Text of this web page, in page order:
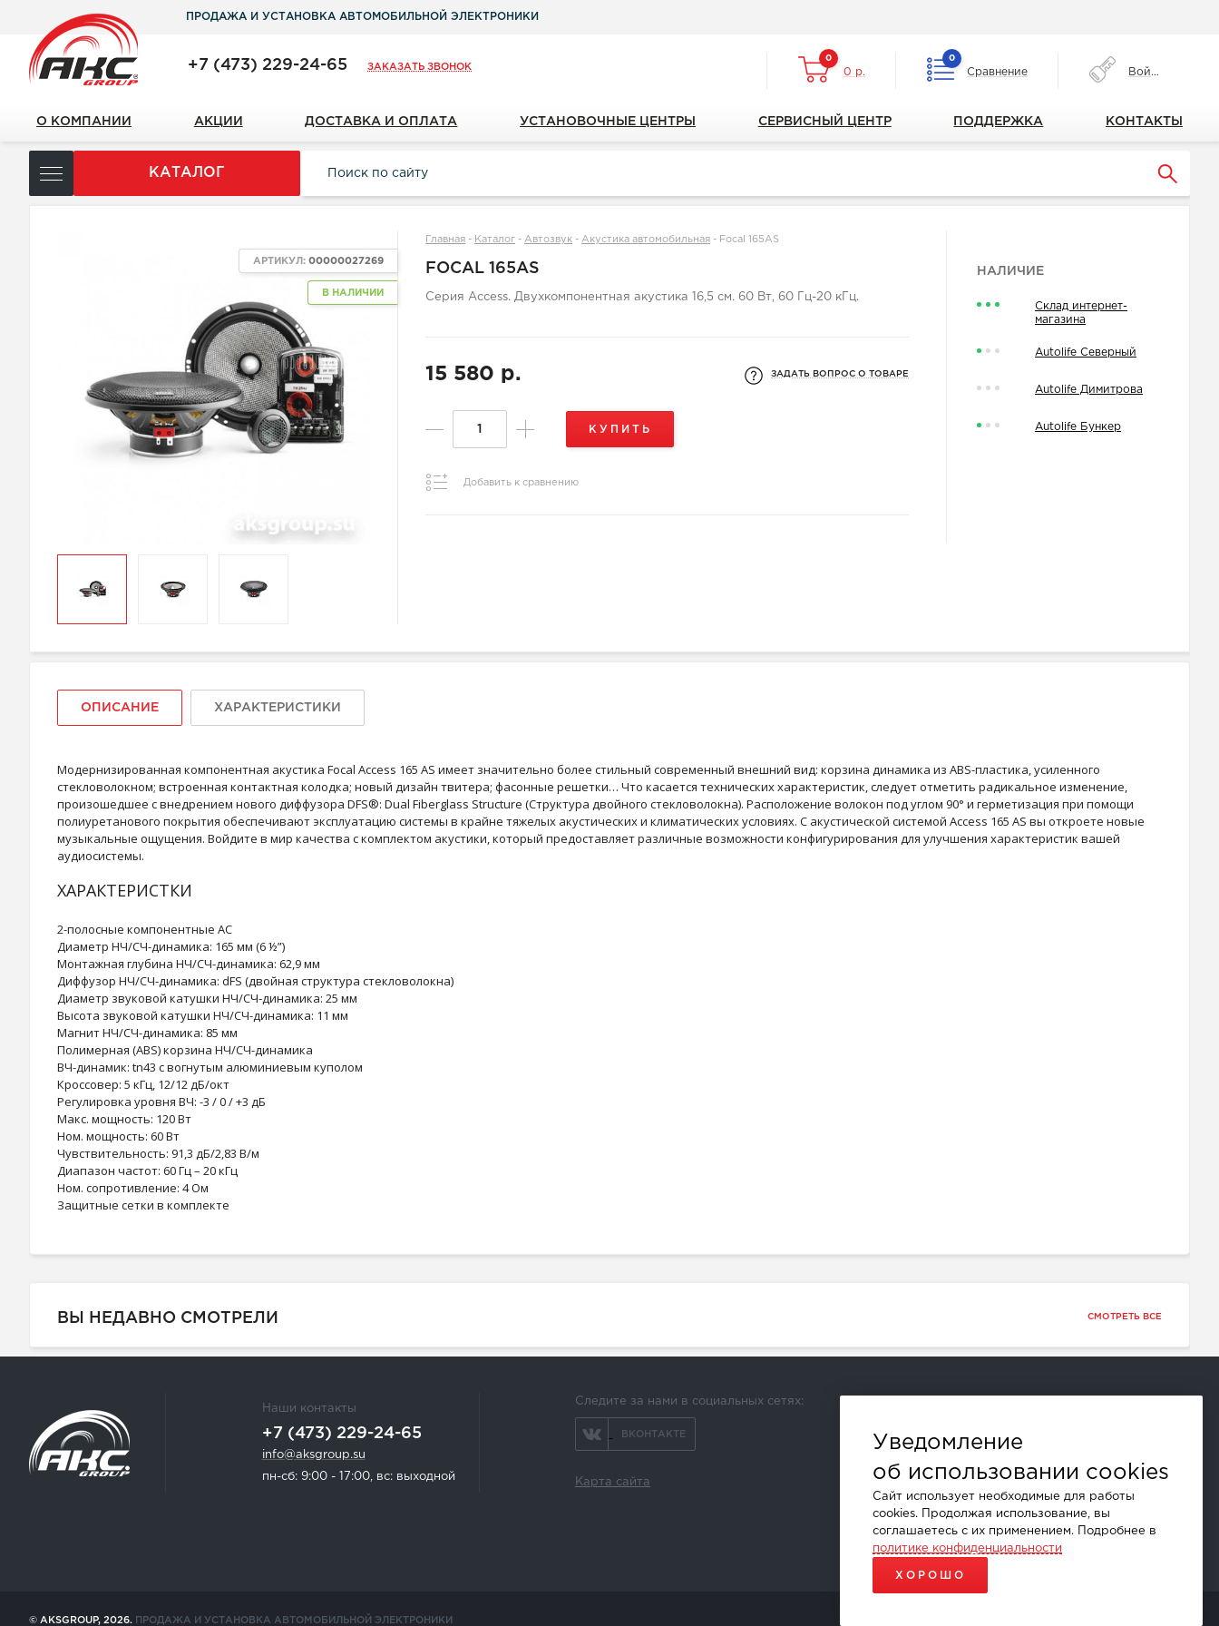
ПРОДАЖА И УСТАНОВКА АВТОМОБИЛЬНОЙ ЭЛЕКТРОНИКИ
+7 (473) 229-24-65 ЗАКАЗАТЬ ЗВОНОК
0
0 р.
0
Сравнение Войти
О КОМПАНИИ АКЦИИ ДОСТАВКА И ОПЛАТА УСТАНОВОЧНЫЕ ЦЕНТРЫ СЕРВИСНЫЙ ЦЕНТР ПОДДЕРЖКА КОНТАКТЫ
КАТАЛОГ
В НАЛИЧИИ
АРТИКУЛ:00000027269
Главная - Каталог -Автозвук -Акустика автомобильная - Focal 165AS
FOCAL 165AS
Серия Access. Двухкомпонентная акустика 16,5 см. 60 Вт, 60 Гц-20 кГц.
15 580 р. ЗАДАТЬ ВОПРОС О ТОВАРЕ
КУПИТЬ
Добавить к сравнению
НАЛИЧИЕ
Склад интернет-
магазина
Autolife Северный
Autolife Димитрова
Autolife Бункер
ОПИСАНИЕ ХАРАКТЕРИСТИКИ
Модернизированная компонентная акустика Focal Access 165 AS имеет значительно более стильный современный внешний вид: корзина динамика из ABS-пластика, усиленного
стекловолокном; встроенная контактная колодка; новый дизайн твитера; фасонные решетки… Что касается технических характеристик, следует отметить радикальное изменение,
произошедшее с внедрением нового диффузора DFS®: Dual Fiberglass Structure (Структура двойного стекловолокна). Расположение волокон под углом 90° и герметизация при помощи
полиуретанового покрытия обеспечивают эксплуатацию системы в крайне тяжелых акустических и климатических условиях. С акустической системой Access 165 AS вы откроете новые
музыкальные ощущения. Войдите в мир качества с комплектом акустики, который предоставляет различные возможности конфигурирования для улучшения характеристик вашей
аудиосистемы.
ХАРАКТЕРИСТКИ
2-полосные компонентные АС
Диаметр НЧ/СЧ-динамика: 165 мм (6 ½”)
Монтажная глубина НЧ/СЧ-динамика: 62,9 мм
Диффузор НЧ/СЧ-динамика: dFS (двойная структура стекловолокна)
Диаметр звуковой катушки НЧ/СЧ-динамика: 25 мм
Высота звуковой катушки НЧ/СЧ-динамика: 11 мм
Магнит НЧ/СЧ-динамика: 85 мм
Полимерная (ABS) корзина НЧ/СЧ-динамика
ВЧ-динамик: tn43 с вогнутым алюминиевым куполом
Кроссовер: 5 кГц, 12/12 дБ/окт
Регулировка уровня ВЧ: -3 / 0 / +3 дБ
Макс. мощность: 120 Вт
Ном. мощность: 60 Вт
Чувствительность: 91,3 дБ/2,83 В/м
Диапазон частот: 60 Гц – 20 кГц
Ном. сопротивление: 4 Ом
Защитные сетки в комплекте
ВЫ НЕДАВНО СМОТРЕЛИ СМОТРЕТЬ ВСЕ
Наши контакты
+7 (473) 229-24-65
info@aksgroup.su
пн-сб: 9:00 - 17:00, вс: выходной
Следите за нами в социальных сетях:
ВКОНТАКТЕ
Карта сайта
и другие
© AKSGROUP, 2026. ПРОДАЖА И УСТАНОВКА АВТОМОБИЛЬНОЙ ЭЛЕКТРОНИКИ
Уведомление
об использовании cookies
Сайт использует необходимые для работы
cookies. Продолжая использование, вы
соглашаетесь с их применением. Подробнее в
политике конфиденциальности
ХОРОШО